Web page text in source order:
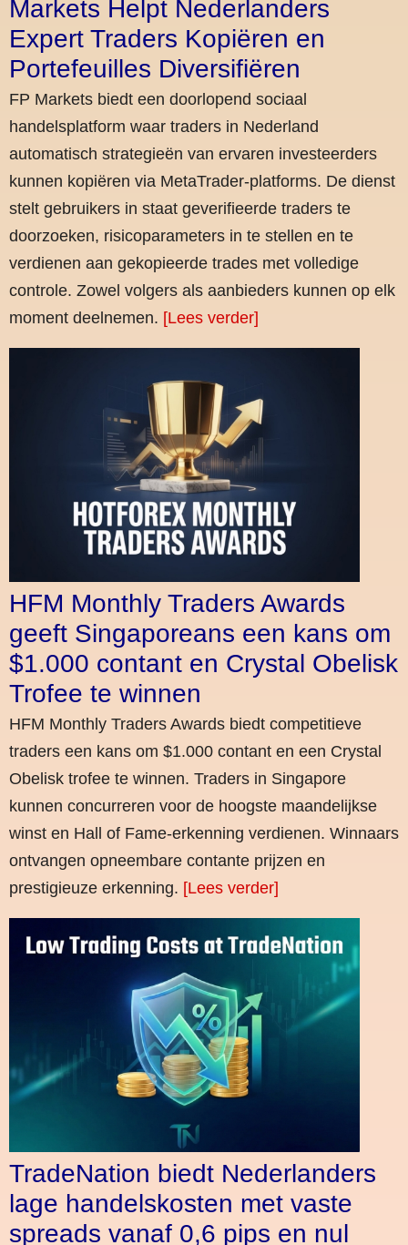
Markets Helpt Nederlanders
Expert Traders Kopiëren en
Portefeuilles Diversifiëren
FP Markets biedt een doorlopend sociaal
handelsplatform waar traders in Nederland
automatisch strategieën van ervaren investeerders
kunnen kopiëren via MetaTrader-platforms. De dienst
stelt gebruikers in staat geverifieerde traders te
doorzoeken, risicoparameters in te stellen en te
verdienen aan gekopieerde trades met volledige
controle. Zowel volgers als aanbieders kunnen op elk
moment deelnemen. [Lees verder]
HFM Monthly Traders Awards
geeft Singaporeans een kans om
$1.000 contant en Crystal Obelisk
Trofee te winnen
HFM Monthly Traders Awards biedt competitieve
traders een kans om $1.000 contant en een Crystal
Obelisk trofee te winnen. Traders in Singapore
kunnen concurreren voor de hoogste maandelijkse
winst en Hall of Fame-erkenning verdienen. Winnaars
ontvangen opneembare contante prijzen en
prestigieuze erkenning. [Lees verder]
TradeNation biedt Nederlanders
lage handelskosten met vaste
spreads vanaf 0,6 pips en nul